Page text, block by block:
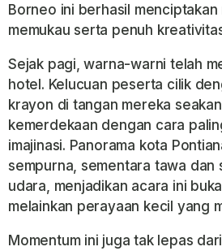
Borneo ini berhasil menciptakan
memukau serta penuh
Sejak pagi, warna-warni telah
hotel. Kelucuan peserta cilik
krayon di tangan mereka
kemerdekaan dengan cara
imajinasi. Panorama kota
sempurna, sementara tawa dan
udara, menjadikan acara ini
melainkan perayaan kecil yang
Momentum ini juga tak lepas